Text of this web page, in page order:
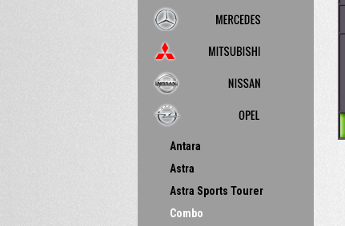
Antara
Astra
Astra Sports Tourer
Combo